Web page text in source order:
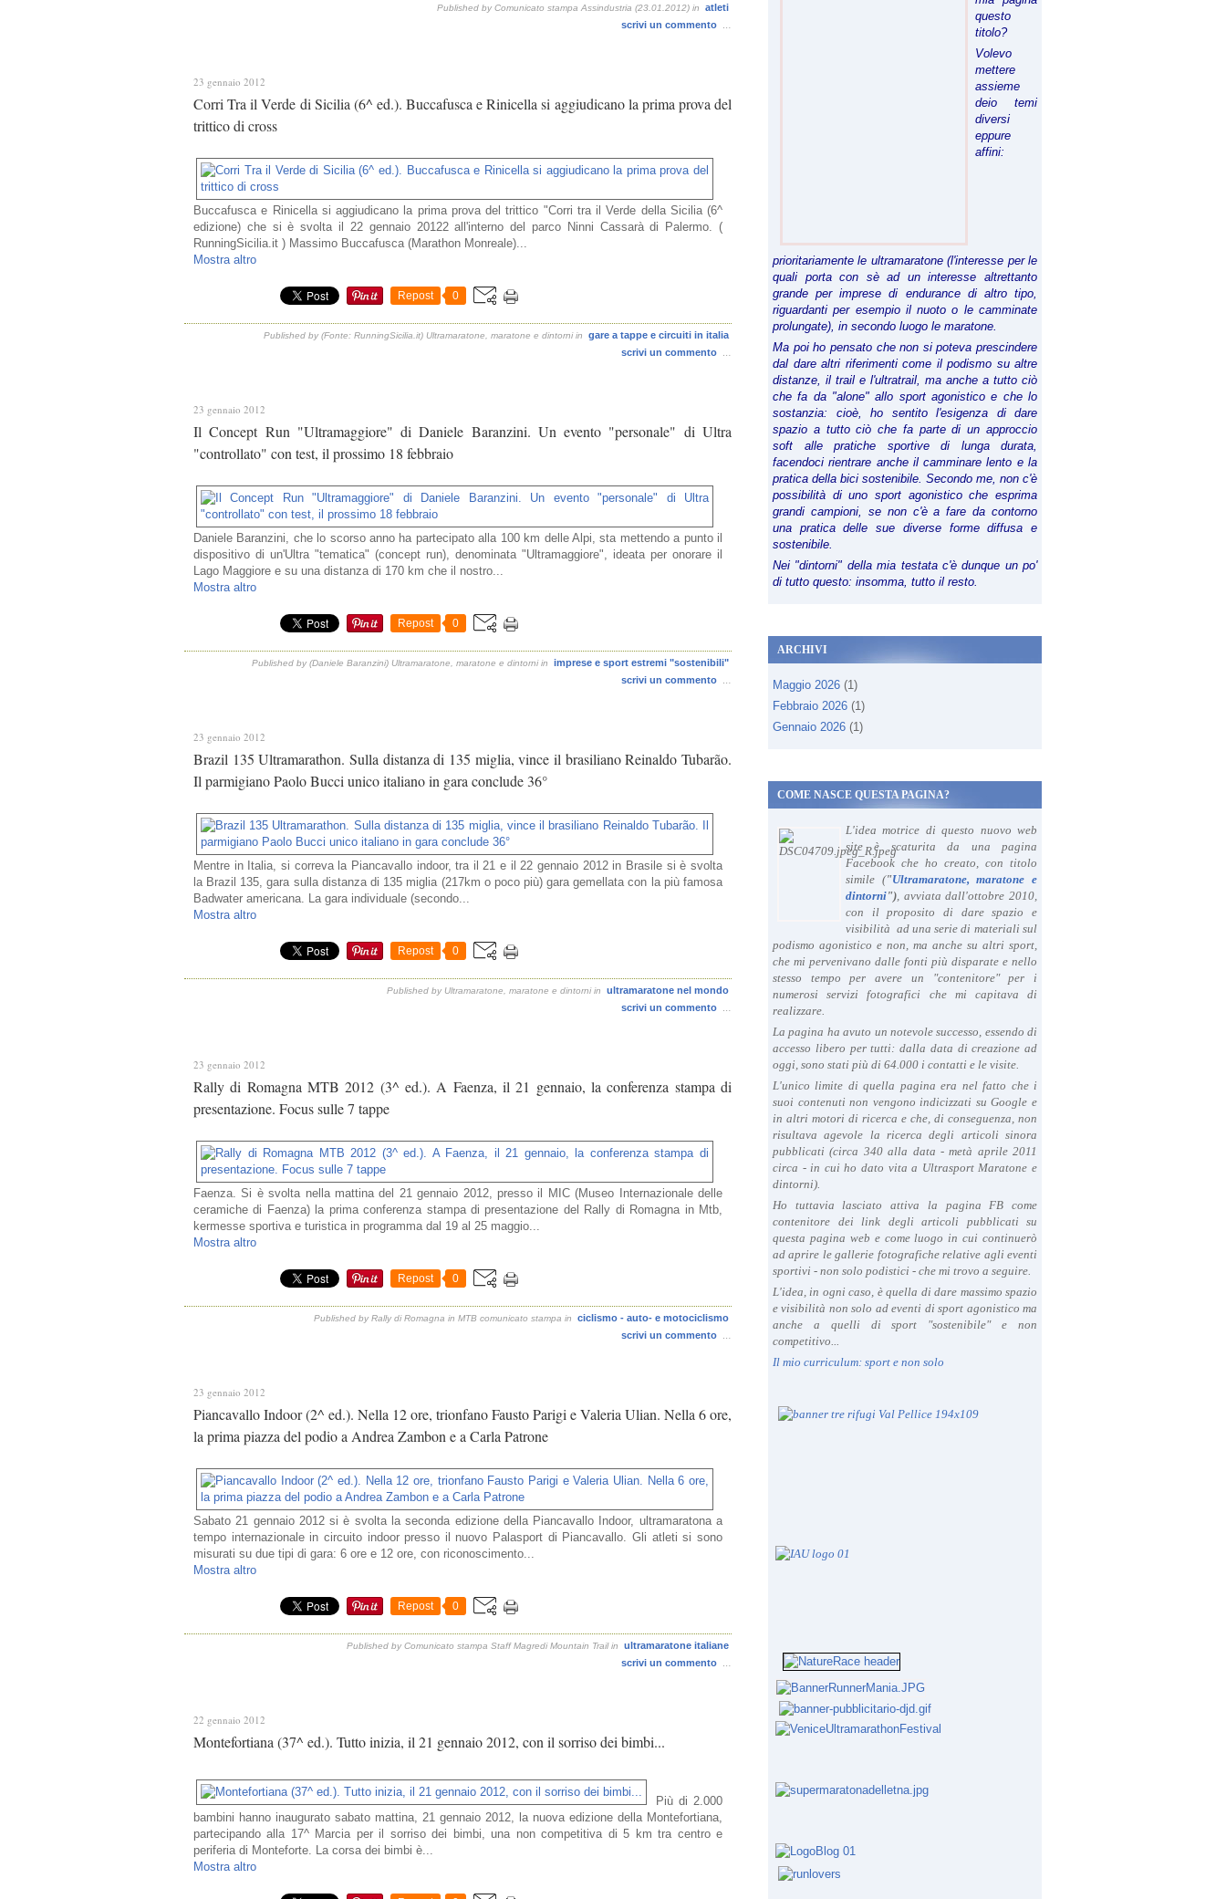
Published by Comunicato stampa Assindustria (23.01.2012) in
atleti
scrivi un commento
23 gennaio 2012
Corri Tra il Verde di Sicilia (6^ ed.). Buccafusca e Rinicella si aggiudicano la prima prova del
trittico di cross
Buccafusca e Rinicella si aggiudicano la prima prova del trittico "Corri tra il Verde della Sicilia (6^
edizione) che si è svolta il 22 gennaio 20122 all'interno del parco Ninni Cassarà di Palermo. (
RunningSicilia.it ) Massimo Buccafusca (Marathon Monreale)...
Mostra altro
Repost 0
Published by (Fonte: RunningSicilia.it) Ultramaratone, maratone e dintorni in
gare a tappe e circuiti in italia
scrivi un commento
23 gennaio 2012
Il Concept Run "Ultramaggiore" di Daniele Baranzini. Un evento "personale" di Ultra
"controllato" con test, il prossimo 18 febbraio
Daniele Baranzini, che lo scorso anno ha partecipato alla 100 km delle Alpi, sta mettendo a punto il
dispositivo di un'Ultra "tematica" (concept run), denominata "Ultramaggiore", ideata per onorare il
Lago Maggiore e su una distanza di 170 km che il nostro...
Mostra altro
Repost 0
Published by (Daniele Baranzini) Ultramaratone, maratone e dintorni in
imprese e sport estremi "sostenibili"
scrivi un commento
23 gennaio 2012
Brazil 135 Ultramarathon. Sulla distanza di 135 miglia, vince il brasiliano Reinaldo Tubarão.
Il parmigiano Paolo Bucci unico italiano in gara conclude 36°
Mentre in Italia, si correva la Piancavallo indoor, tra il 21 e il 22 gennaio 2012 in Brasile si è svolta
la Brazil 135, gara sulla distanza di 135 miglia (217km o poco più) gara gemellata con la più famosa
Badwater americana. La gara individuale (secondo...
Mostra altro
Repost 0
Published by Ultramaratone, maratone e dintorni in
ultramaratone nel mondo
scrivi un commento
23 gennaio 2012
Rally di Romagna MTB 2012 (3^ ed.). A Faenza, il 21 gennaio, la conferenza stampa di
presentazione. Focus sulle 7 tappe
Faenza. Si è svolta nella mattina del 21 gennaio 2012, presso il MIC (Museo Internazionale delle
ceramiche di Faenza) la prima conferenza stampa di presentazione del Rally di Romagna in Mtb,
kermesse sportiva e turistica in programma dal 19 al 25 maggio...
Mostra altro
Repost 0
Published by Rally di Romagna in MTB comunicato stampa in
ciclismo - auto- e motociclismo
scrivi un commento
23 gennaio 2012
Piancavallo Indoor (2^ ed.). Nella 12 ore, trionfano Fausto Parigi e Valeria Ulian. Nella 6 ore,
la prima piazza del podio a Andrea Zambon e a Carla Patrone
Sabato 21 gennaio 2012 si è svolta la seconda edizione della Piancavallo Indoor, ultramaratona a
tempo internazionale in circuito indoor presso il nuovo Palasport di Piancavallo. Gli atleti si sono
misurati su due tipi di gara: 6 ore e 12 ore, con riconoscimento...
Mostra altro
Repost 0
Published by Comunicato stampa Staff Magredi Mountain Trail in
ultramaratone italiane
scrivi un commento
22 gennaio 2012
Montefortiana (37^ ed.). Tutto inizia, il 21 gennaio 2012, con il sorriso dei bimbi...
Più di 2.000
bambini hanno inaugurato sabato mattina, 21 gennaio 2012, la nuova edizione della Montefortiana,
partecipando alla 17^ Marcia per il sorriso dei bimbi, una non competitiva di 5 km tra centro e
periferia di Monteforte. La corsa dei bimbi è...
Mostra altro
questo
titolo?
Volevo
mettere
assieme
deio temi
diversi
eppure
affini:
prioritariamente le ultramaratone (l'interesse per le
quali porta con sè ad un interesse altrettanto
grande per imprese di endurance di altro tipo,
riguardanti per esempio il nuoto o le camminate
prolungate), in secondo luogo le maratone.
Ma poi ho pensato che non si poteva prescindere
dal dare altri riferimenti come il podismo su altre
distanze, il trail e l'ultratrail, ma anche a tutto ciò
che fa da "alone" allo sport agonistico e che lo
sostanzia: cioè, ho sentito l'esigenza di dare
spazio a tutto ciò che fa parte di un approccio
soft alle pratiche sportive di lunga durata,
facendoci rientrare anche il camminare lento e la
pratica della bici sostenibile. Secondo me, non c'è
possibilità di uno sport agonistico che esprima
grandi campioni, se non c'è a fare da contorno
una pratica delle sue diverse forme diffusa e
sostenibile.
Nei "dintorni" della mia testata c'è dunque un po'
di tutto questo: insomma, tutto il resto.
ARCHIVI
Maggio 2026 (1)
Febbraio 2026 (1)
Gennaio 2026 (1)
COME NASCE QUESTA PAGINA?
L'idea motrice di questo nuovo web
site è scaturita da una pagina
Facebook che ho creato, con titolo
simile ("Ultramaratone, maratone e
dintorni"), avviata dall'ottobre 2010,
con il proposito di dare spazio e
visibilità ad una serie di materiali sul
podismo agonistico e non, ma anche su altri sport,
che mi pervenivano dalle fonti più disparate e nello
stesso tempo per avere un "contenitore" per i
numerosi servizi fotografici che mi capitava di
realizzare.
La pagina ha avuto un notevole successo, essendo di
accesso libero per tutti: dalla data di creazione ad
oggi, sono stati più di 64.000 i contatti e le visite.
L'unico limite di quella pagina era nel fatto che i
suoi contenuti non vengono indicizzati su Google e
in altri motori di ricerca e che, di conseguenza, non
risultava agevole la ricerca degli articoli sinora
pubblicati (circa 340 alla data - metà aprile 2011
circa - in cui ho dato vita a Ultrasport Maratone e
dintorni).
Ho tuttavia lasciato attiva la pagina FB come
contenitore dei link degli articoli pubblicati su
questa pagina web e come luogo in cui continuerò
ad aprire le gallerie fotografiche relative agli eventi
sportivi - non solo podistici - che mi trovo a seguire.
L'idea, in ogni caso, è quella di dare massimo spazio
e visibilità non solo ad eventi di sport agonistico ma
anche a quelli di sport "sostenibile" e non
competitivo...
Il mio curriculum: sport e non solo